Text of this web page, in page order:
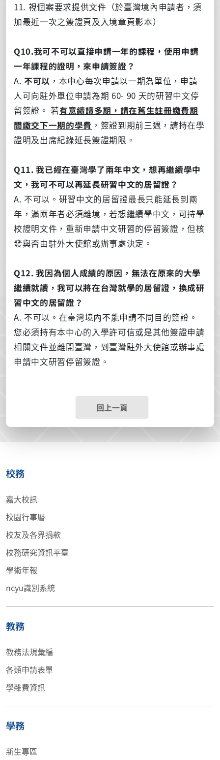
11. 視個案要求提供文件（於臺灣境內申請者，須
加最近一次之簽證頁及入境章頁影本）
Q10.我可不可以直接申請一年的課程，使用申請
一年課程的證明，來申請簽證？
A.不可以 ，本中心每次申請以一期為單位，申請
人可向駐外單位申請為期 60- 90 天的研習中文停
留簽證。 若有意續讀多期，請在舊生註冊繳費期
間繳交下一期的學費 ，簽證到期前三週，請持在學
證明及出席紀錄延長簽證期限。
Q11. 我已經在臺灣學了兩年中文，想再繼續學中
文，我可不可以再延長研習中文的居留證？
A. 不可以。研習中文的居留證最長只能延長到兩
年，滿兩年者必須離境，若想繼續學中文，可持學
校證明文件，重新申請中文研習的停留簽證，但核
發與否由駐外大使館或辦事處決定。
Q12. 我因為個人成績的原因，無法在原來的大學
繼續就讀，我可以將在台灣就學的居留證，換成研
習中文的居留證？
A. 不可以。在臺灣境內不能申請不同目的簽證。
您必須持有本中心的入學許可信或是其他簽證申請
相關文件並離開臺灣，到臺灣駐外大使館或辦事處
申請中文研習停留簽證。
回上一頁
校務
嘉大校訊
校園行事曆
校友及各界捐款
校務研究資訊平臺
學術年報
ncyu識別系統
教務
教務法規彙編
各類申請表單
學雜費資訊
學務
新生專區